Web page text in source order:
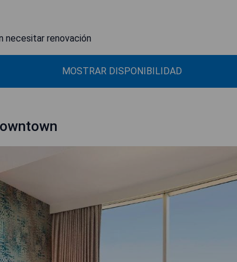
necesitar renovación
MOSTRAR DISPONIBILIDAD